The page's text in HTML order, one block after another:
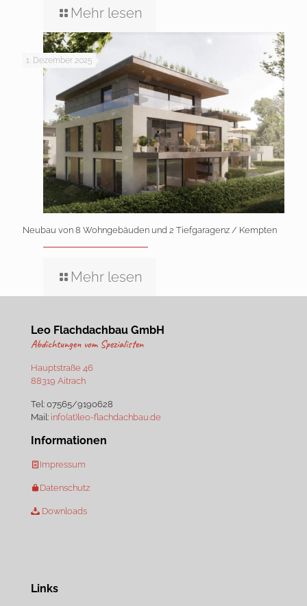
Mehr lesen
1. Dezember 2025
Neubau von 8 Wohngebäuden und 2 Tiefgaragenz / Kempten
Mehr lesen
Leo Flachdachbau GmbH
Abdichtungen vom Spezialisten
Hauptstraße 46
88319 Aitrach
Tel: 07565/9190628
Mail: info(at)leo-flachdachbau.de
Informationen
Impressum
Datenschutz
Downloads
Links